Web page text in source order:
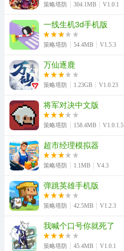
策略塔防 304.1MB V1.0.1
一线生机3d手机版
策略塔防 54.4MB V1.5.3
万仙逐鹿
策略塔防 1.23GB V1.0.23
将军对决中文版
策略塔防 158.4MB V1.0.1.5
超市经理模拟器
策略塔防 1.1MB V4.3
弹跳英雄手机版
策略塔防 42.5MB V1.2.3
我喊个口号你就死了
策略塔防 45.4MB V1.0.1